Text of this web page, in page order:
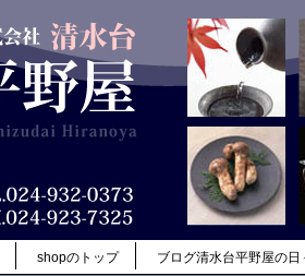
shopのトップ ブログ清水台平野屋の日